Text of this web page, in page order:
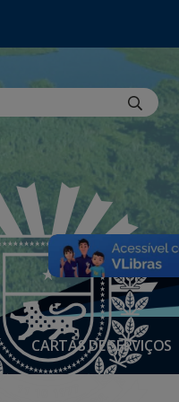
CARTAS DE SERVIÇOS